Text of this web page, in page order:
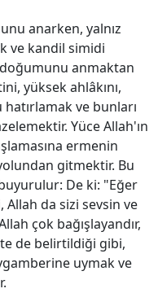
anarken, yalnız
ve kandil simidi
anmaktan
yüksek ahlâkını,
ve bunları
Yüce Allah'ın
ermenin
gitmektir. Bu
De ki: "Eğer
Allah da sizi sevsin ve
çok bağışlayandır,
de belirtildiği gibi,
uymak ve